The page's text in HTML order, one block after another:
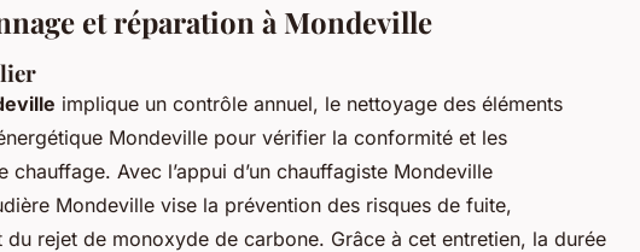
et réparation à Mondeville
implique un contrôle annuel, le nettoyage des éléments
Mondeville pour vérifier la conformité et les
Avec l’appui d’un chauffagiste Mondeville
Mondeville vise la prévention des risques de fuite,
du rejet de monoxyde de carbone. Grâce à cet entretien, la durée